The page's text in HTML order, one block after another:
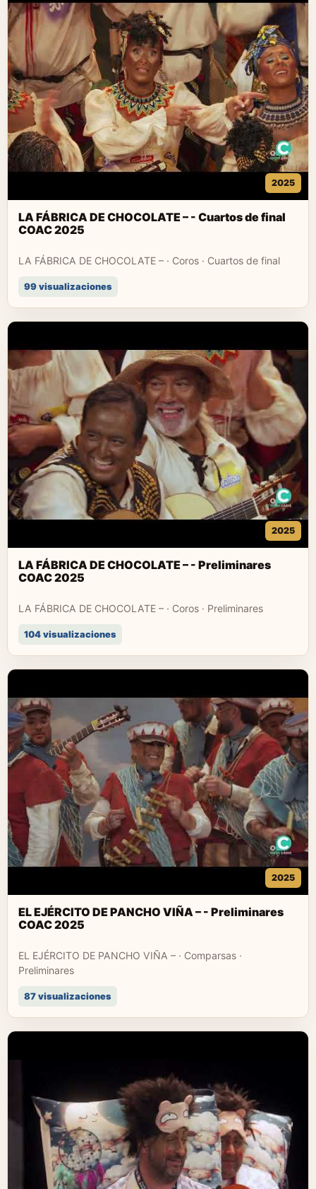
2025
LA FÁBRICA DE CHOCOLATE – - Cuartos de final
COAC 2025
LA FÁBRICA DE CHOCOLATE – · Coros · Cuartos de final
99 visualizaciones
2025
LA FÁBRICA DE CHOCOLATE – - Preliminares
COAC 2025
LA FÁBRICA DE CHOCOLATE – · Coros · Preliminares
104 visualizaciones
2025
EL EJÉRCITO DE PANCHO VIÑA – - Preliminares
COAC 2025
EL EJÉRCITO DE PANCHO VIÑA – · Comparsas ·
Preliminares
87 visualizaciones